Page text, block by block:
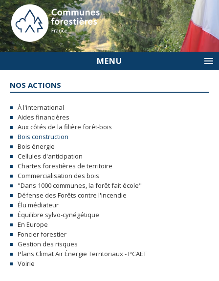
MENU
NOS ACTIONS
À l'international
Aides financières
Aux côtés de la filière forêt-bois
Bois construction
Bois énergie
Cellules d'anticipation
Chartes forestières de territoire
Commercialisation des bois
"Dans 1000 communes, la forêt fait école"
Défense des Forêts contre l'incendie
Élu médiateur
Équilibre sylvo-cynégétique
En Europe
Foncier forestier
Gestion des risques
Plans Climat Air Énergie Territoriaux - PCAET
Voirie